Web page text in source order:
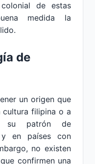
de estas
medida la
de
un origen que
cultura filipina o a
su patrón de
y en países con
no existen
confirmen una